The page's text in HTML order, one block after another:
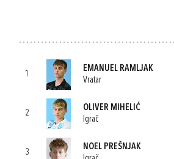
1
EMANUEL RAMLJAK
Vratar
2
OLIVER MIHELIĆ
Igrač
3
NOEL PREŠNJAK